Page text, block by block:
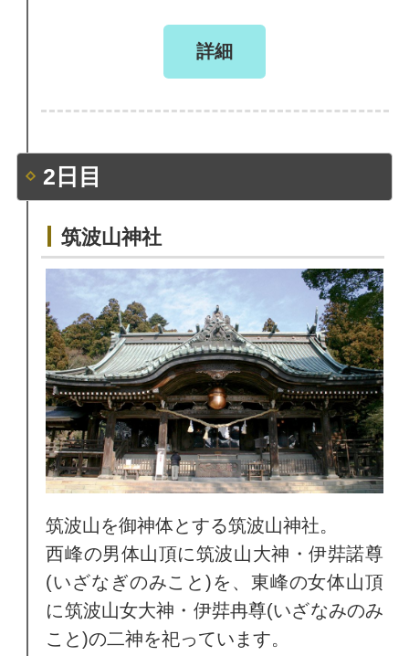
詳細
2日目
筑波山神社
筑波山を御神体とする筑波山神社。
西峰の男体山頂に筑波山大神・伊弉諾尊
(いざなぎのみこと)を、東峰の女体山頂
に筑波山女大神・伊弉冉尊(いざなみのみ
こと)の二神を祀っています。